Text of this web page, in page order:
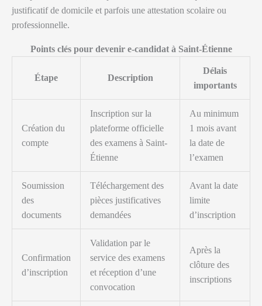
justificatif de domicile et parfois une attestation scolaire ou
professionnelle.
Points clés pour devenir e-candidat à Saint-Étienne
Étape Description
Délais
importants
Création du
compte
Inscription sur la
plateforme officielle
des examens à Saint-
Étienne
Au minimum
1 mois avant
la date de
l’examen
Soumission
des
documents
Téléchargement des
pièces justificatives
demandées
Avant la date
limite
d’inscription
Confirmation
d’inscription
Validation par le
service des examens
et réception d’une
convocation
Après la
clôture des
inscriptions